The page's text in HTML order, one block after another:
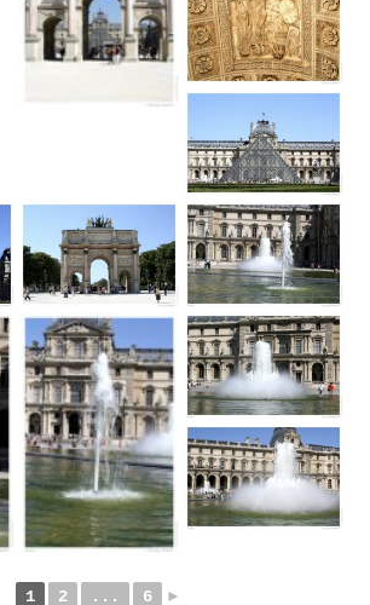
1 2 ... 6 ►